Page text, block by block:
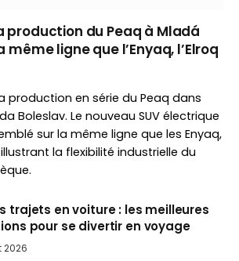
production du Peaq à Mladá
même ligne que l’Enyaq, l’Elroq
production en série du Peaq dans
Boleslav. Le nouveau SUV électrique
sur la même ligne que les Enyaq,
la flexibilité industrielle du
trajets en voiture : les meilleures
pour se divertir en voyage
2026